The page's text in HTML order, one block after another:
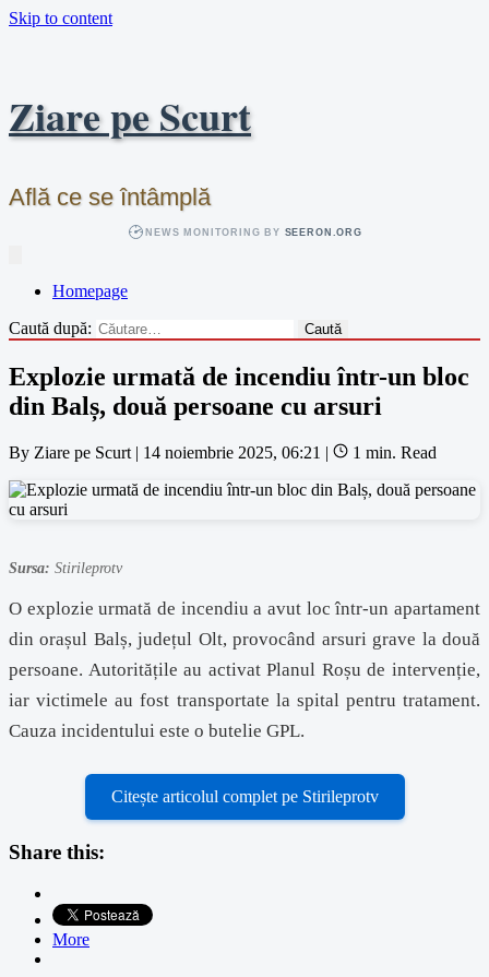
Skip to content
Ziare pe Scurt
Află ce se întâmplă
NEWS MONITORING BY SEERON.ORG
Homepage
Caută după:
Explozie urmată de incendiu într-un bloc
din Balș, două persoane cu arsuri
By Ziare pe Scurt | 14 noiembrie 2025, 06:21 | 1 min. Read
Sursa: Stirileprotv
O explozie urmată de incendiu a avut loc într-un apartament
din orașul Balș, județul Olt, provocând arsuri grave la două
persoane. Autoritățile au activat Planul Roșu de intervenție,
iar victimele au fost transportate la spital pentru tratament.
Cauza incidentului este o butelie GPL.
Citește articolul complet pe Stirileprotv
Share this:
More